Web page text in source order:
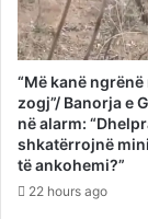
“Më kanë
zogj”/ Banorja e
në alarm:
shkatërrojnë
të ankohemi?”
22 hours ago